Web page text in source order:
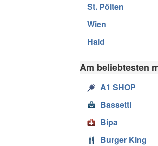
St. Pölten
Wien
Haid
Am beliebtesten
A1 SHOP
Bassetti
Bipa
Burger King